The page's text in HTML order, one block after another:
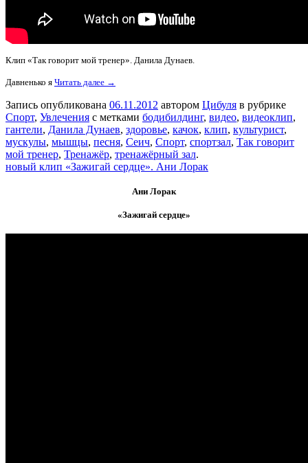
Клип «Так говорит мой тренер». Данила Дунаев.
Давненько я Читать далее →
Запись опубликована 06.11.2012 автором Цибуля в рубрике
Спорт, Увлечения с метками бодибилдинг, видео, видеоклип,
гантели, Данила Дунаев, здоровье, качок, клип, культурист,
мускулы, мышцы, песня, Сеич, Спорт, спортзал, Так говорит
мой тренер, Тренажёр, тренажёрный зал.
новый клип «Зажигай сердце». Ани Лорак
Ани Лорак
«Зажигай сердце»